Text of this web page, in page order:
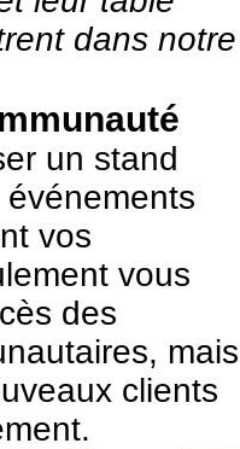
dans notre
un stand
vos
vous
des
mais
clients